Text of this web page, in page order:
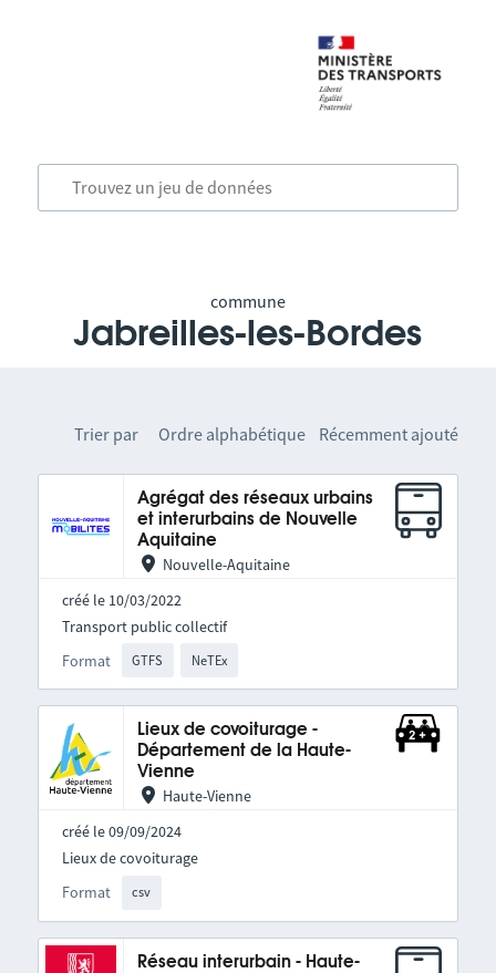
commune
Jabreilles-les-Bordes
Trier par Ordre alphabétique Récemment ajouté
Agrégat des réseaux urbains
et interurbains de Nouvelle
Aquitaine
Nouvelle-Aquitaine
créé le 10/03/2022
Format GTFS NeTEx
Transport public collectif
Lieux de covoiturage -
Département de la Haute-
Vienne
Haute-Vienne
créé le 09/09/2024
Format csv
Lieux de covoiturage
Réseau interurbain - Haute-